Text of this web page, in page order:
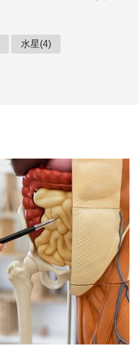
水星(4)